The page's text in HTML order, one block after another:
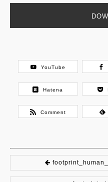
YouTube
Hatena
Comment